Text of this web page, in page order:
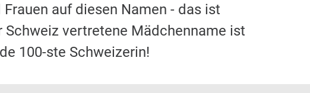
auf diesen Namen - das ist
Schweiz vertretene Mädchenname ist
100-ste Schweizerin!